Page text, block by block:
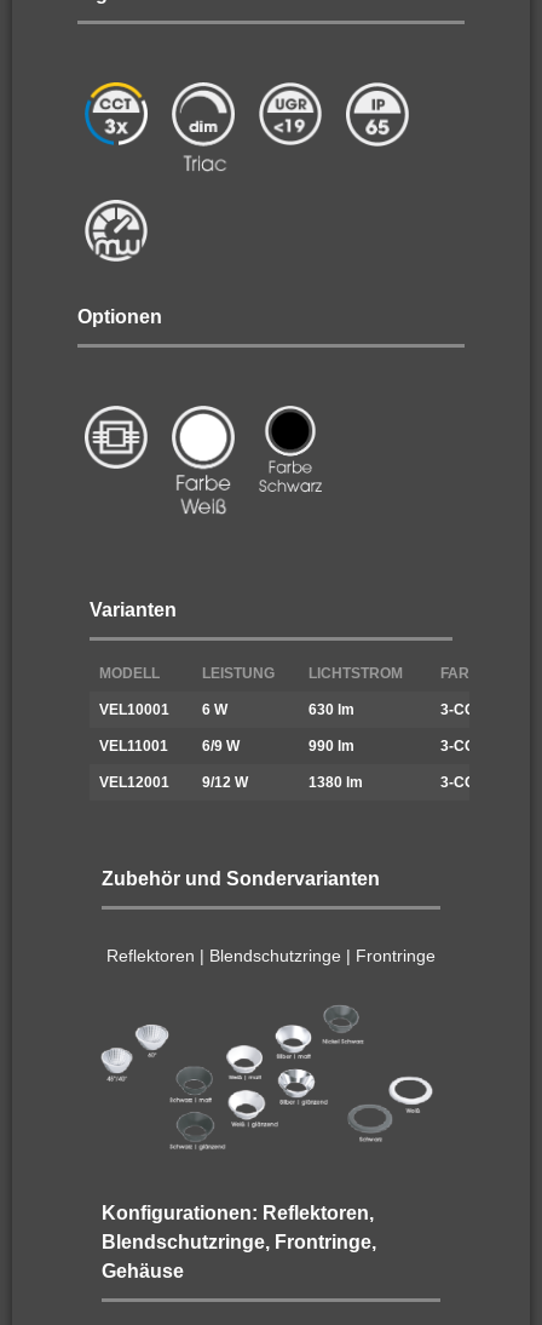
Optionen
Varianten
MODELL LEISTUNG LICHTSTROM
VEL10001 6 W 630 lm 3-CCT
VEL11001 6/9 W 990 lm 3-CCT
VEL12001 9/12 W 1380 lm 3-CCT
Zubehör und Sondervarianten
Reflektoren | Blendschutzringe | Frontringe
Konfigurationen: Reflektoren,
Blendschutzringe, Frontringe,
Gehäuse